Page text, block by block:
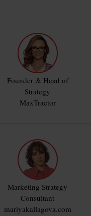
Founder & Head of
Strategy
MaxTractor
Marketing Strategy
Consultant
mariyakallagova.com